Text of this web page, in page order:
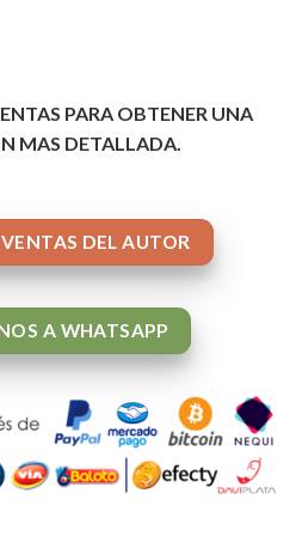
PARA OBTENER UNA
MAS DETALLADA.
DEL AUTOR
A WHATSAPP